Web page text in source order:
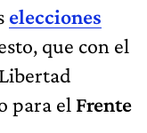
elecciones
que con el
para el Frente